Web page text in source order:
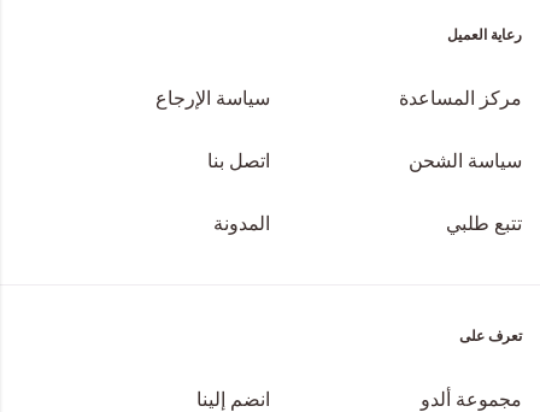
رعاية العميل
مركز المساعدة سياسة الإرجاع
سياسة الشحن اتصل بنا
تتبع طلبي المدونة
تعرف على
مجموعة ألدو انضم إلينا